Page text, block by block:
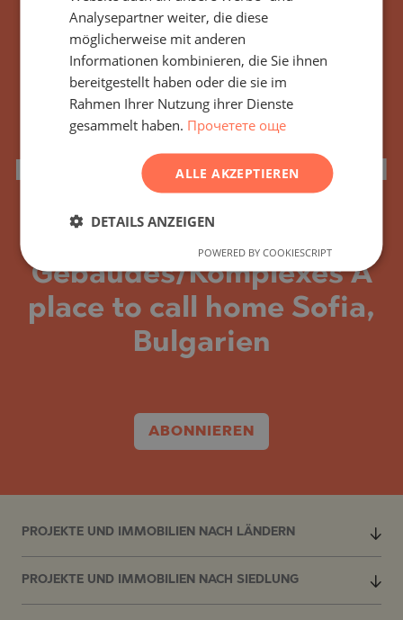
Abonnieren Sie alle
Neuigkeiten, Updates und
Gebäudes/Komplexes A
place to call home Sofia,
Bulgarien
ABONNIEREN
PROJEKTE UND IMMOBILIEN NACH LÄNDERN
PROJEKTE UND IMMOBILIEN NACH SIEDLUNG
FRENCH
ROMANIAN
Analysepartner weiter, die diese
möglicherweise mit anderen
Informationen kombinieren, die Sie ihnen
bereitgestellt haben oder die sie im
Rahmen Ihrer Nutzung ihrer Dienste
gesammelt haben. Прочетете още
ALLE AKZEPTIEREN
DETAILS ANZEIGEN
POWERED BY COOKIESCRIPT